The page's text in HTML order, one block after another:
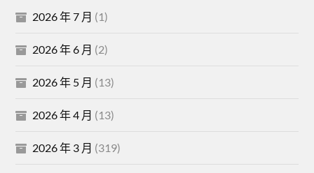
2026 年 7 月 (1)
2026 年 6 月 (2)
2026 年 5 月 (13)
2026 年 4 月 (13)
2026 年 3 月 (319)